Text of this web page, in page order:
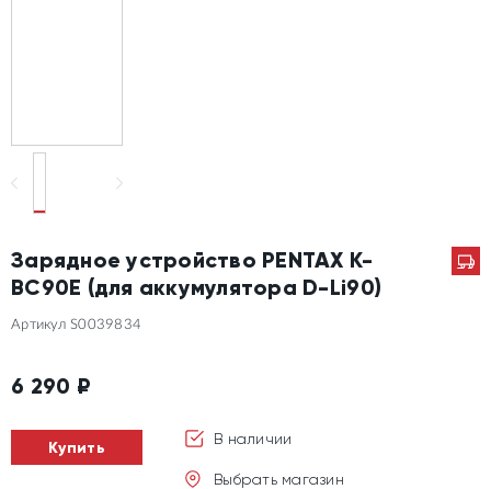
Зарядное устройство PENTAX K-
BC90E (для аккумулятора D-Li90)
Артикул S0039834
6 290 ₽
Купить В наличии
Выбрать магазин